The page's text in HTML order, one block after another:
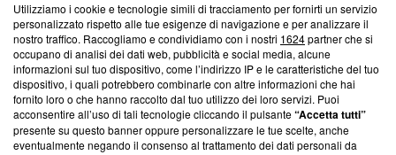
Questa sezione offre informazioni trasparenti su Blasting
News, sui nostri processi editoriali e su come ci impegniamo a
creare news di qualità. Inoltre, afferma la nostra aderenza a
‘Trust Project - News with Integrity’Blasting News non è
ancora membro del programma, ma ha richiesto di farne
parte; Trust Project non ha ancora effettuato una verifica di
conformità agli standard.
Utilizziamo i cookie e tecnologie simili di tracciamento per fornirti un servizio
personalizzato rispetto alle tue esigenze di navigazione e per analizzare il
nostro traffico. Raccogliamo e condividiamo con i nostri 1624partner che si
occupano di analisi dei dati web, pubblicità e social media, alcune
informazioni sul tuo dispositivo, come l’indirizzo IP e le caratteristiche del tuo
dispositivo, i quali potrebbero combinarle con altre informazioni che hai
fornito loro o che hanno raccolto dal tuo utilizzo dei loro servizi. Puoi
acconsentire all’uso di tali tecnologie cliccando il pulsante“Accetta tutti”
presente su questo banner oppure personalizzare le tue scelte, anche
eventualmente negando il consenso al trattamento dei dati personali da